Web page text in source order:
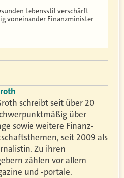
Lebensstil verschärft
voneinander Finanzminister
schreibt seit über 20
über
sowie weitere Finanz-
seit 2009 als
Zu ihren
zählen vor allem
und -portale.